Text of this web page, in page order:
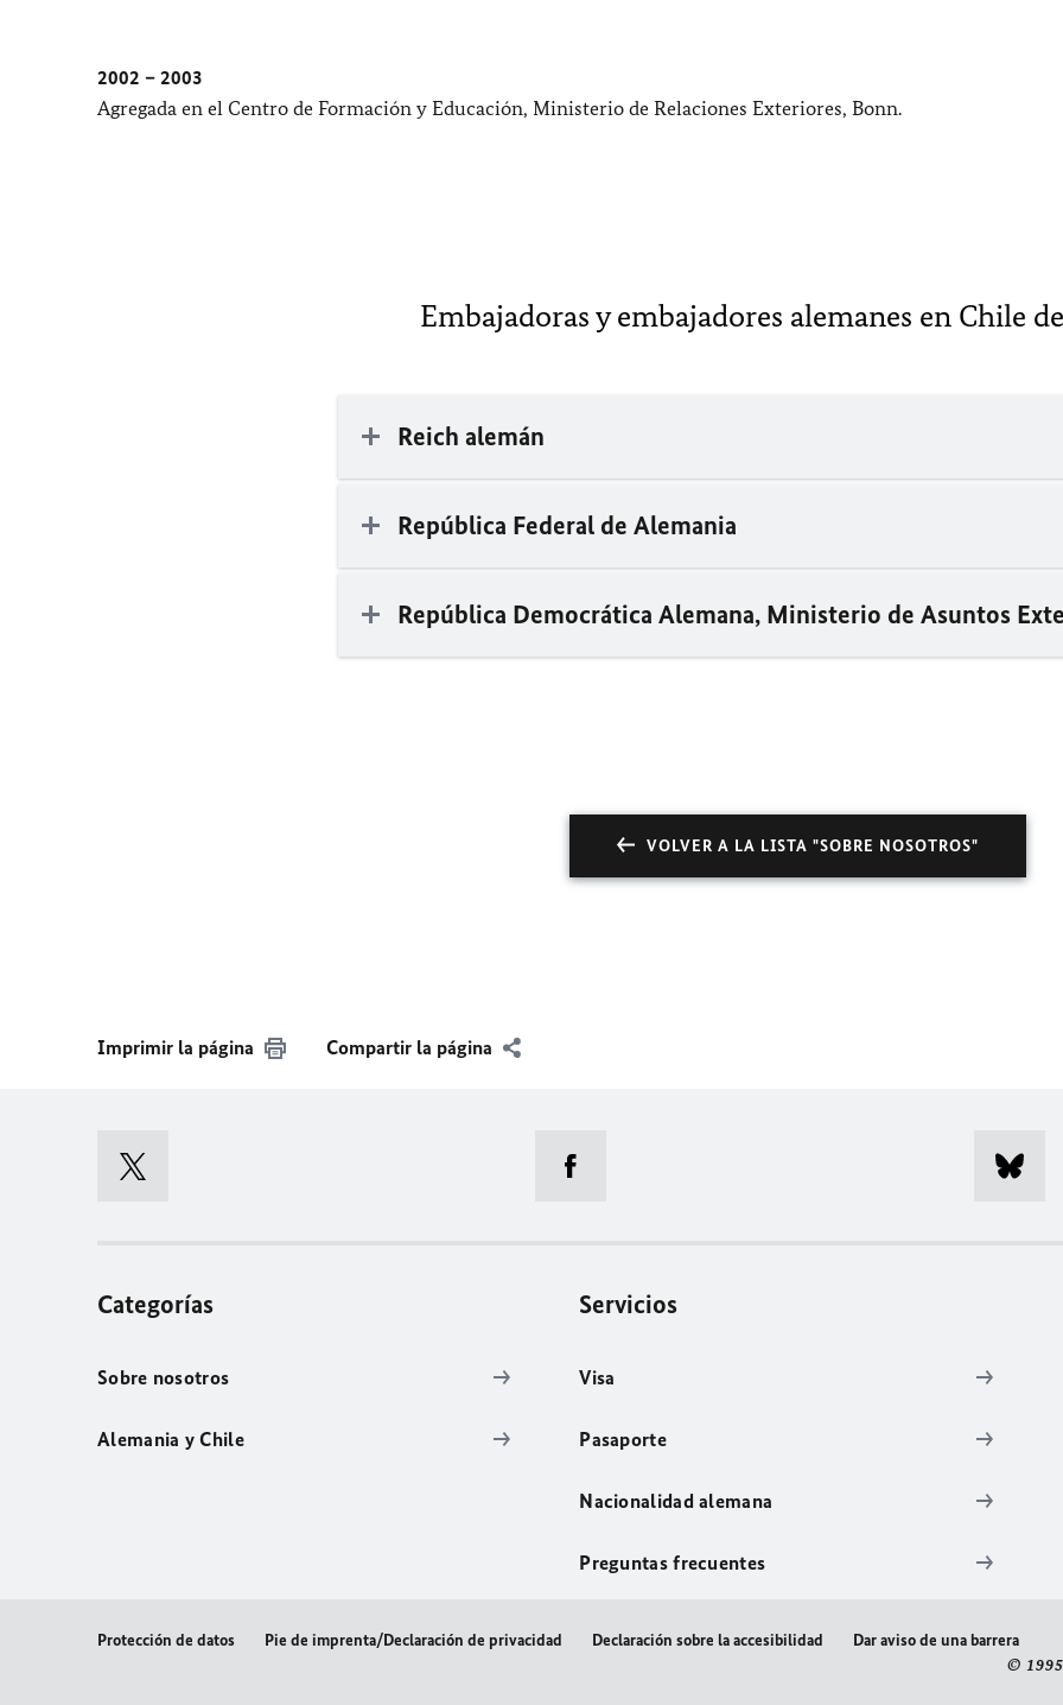
2002 – 2003
Agregada en el Centro de Formación y Educación, Ministerio de Relaciones Exteriores, Bonn.
Embajadoras y embajadores alemanes en Chile
Reich alemán
República Federal de Alemania
República Democrática Alemana, Ministerio de Asuntos
VOLVER A LA LISTA "SOBRE NOSOTROS"
Imprimir la página Compartir la página
Categorías
Sobre nosotros
Alemania y Chile
Servicios
Visa
Pasaporte
Nacionalidad alemana
Preguntas frecuentes
Protección de datos Pie de imprenta/Declaración de privacidad Declaración sobre la accesibilidad
Dar aviso de una barrera
©